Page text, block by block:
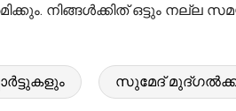
നിങ്ങൾക്കിത് ഒട്ടും നല്ല
സുമേദ്